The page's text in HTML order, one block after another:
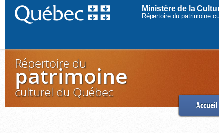
Ministère de la
Répertoire du patrimoine
Répertoire du
patrimoine
culturel du Québec
Accueil